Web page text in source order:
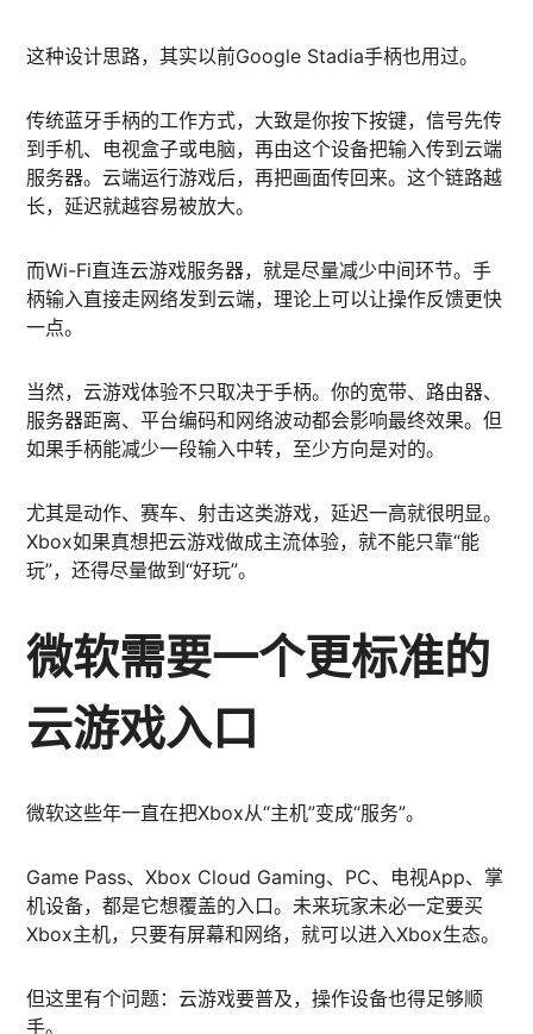
这种设计思路，其实以前Google Stadia手柄也用过。
传统蓝牙手柄的工作方式，大致是你按下按键，信号先传
到手机、电视盒子或电脑，再由这个设备把输入传到云端
服务器。云端运行游戏后，再把画面传回来。这个链路越
长，延迟就越容易被放大。
而Wi-Fi直连云游戏服务器，就是尽量减少中间环节。手
柄输入直接走网络发到云端，理论上可以让操作反馈更快
一点。
当然，云游戏体验不只取决于手柄。你的宽带、路由器、
服务器距离、平台编码和网络波动都会影响最终效果。但
如果手柄能减少一段输入中转，至少方向是对的。
尤其是动作、赛车、射击这类游戏，延迟一高就很明显。
Xbox如果真想把云游戏做成主流体验，就不能只靠“能
玩”，还得尽量做到“好玩”。
微软需要一个更标准的
云游戏入口
微软这些年一直在把Xbox从“主机”变成“服务”。
Game Pass、Xbox Cloud Gaming、PC、电视App、掌
机设备，都是它想覆盖的入口。未来玩家未必一定要买
Xbox主机，只要有屏幕和网络，就可以进入Xbox生态。
但这里有个问题：云游戏要普及，操作设备也得足够顺
手。